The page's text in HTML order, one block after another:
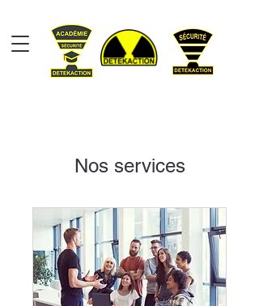
Nos services